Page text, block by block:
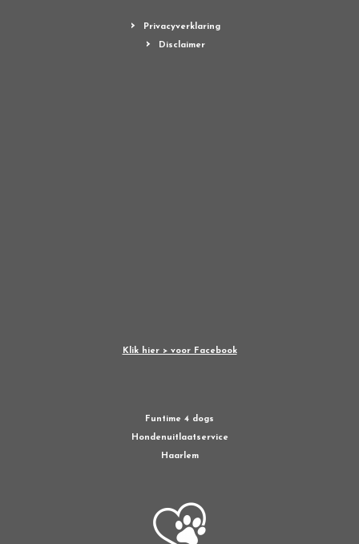
Privacyverklaring
Disclaimer
Klik hier > voor Facebook
Funtime 4 dogs
Hondenuitlaatservice
Haarlem